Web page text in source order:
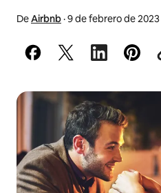
DeAirbnb·9 de febrero de 2023